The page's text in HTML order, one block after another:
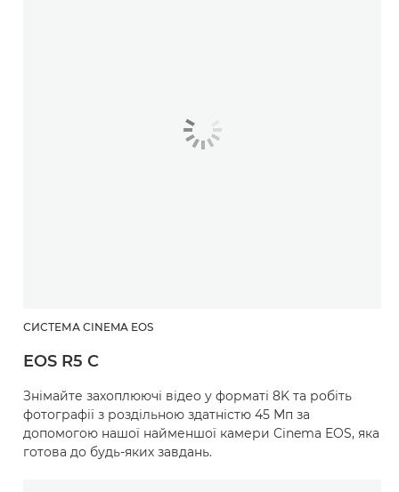
СИСТЕМА CINEMA EOS
EOS R5 C
Знімайте захоплюючі відео у форматі 8K та робіть
фотографії з роздільною здатністю 45 Мп за
допомогою нашої найменшої камери Cinema EOS, яка
готова до будь-яких завдань.